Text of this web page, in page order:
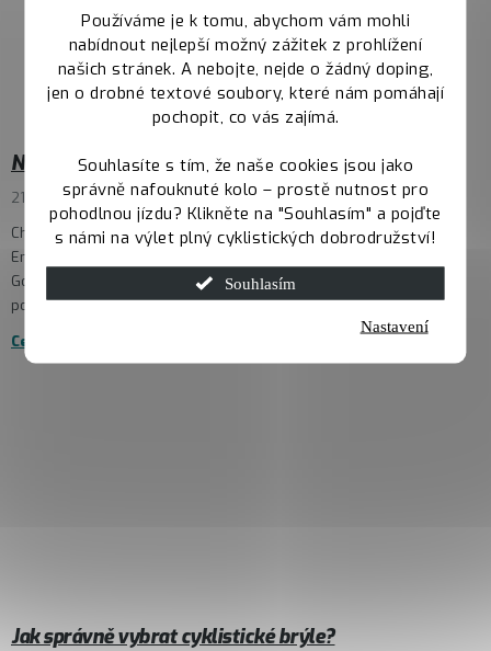
Používáme je k tomu, abychom vám mohli
nabídnout nejlepší možný zážitek z prohlížení
našich stránek. A nebojte, nejde o žádný doping,
jen o drobné textové soubory, které nám pomáhají
pochopit, co vás zajímá.
Souhlasíte s tím, že naše cookies jsou jako
správně nafouknuté kolo – prostě nutnost pro
pohodlnou jízdu? Klikněte na "Souhlasím" a pojďte
s námi na výlet plný cyklistických dobrodružství!
Souhlasím
Nastavení
NORCO Enduro Race
21.5.2025
Chceš zažít Polské traily na vlastní kůži? Tak koukni na NORCO
Enduro Race, který se pojede 23. – 25. května v polském Czarna
Gora Resort. Závod je součást České Enduro Série, ale vůbec
poprvé se jed...
Celý článek
Jak správně vybrat cyklistické brýle?